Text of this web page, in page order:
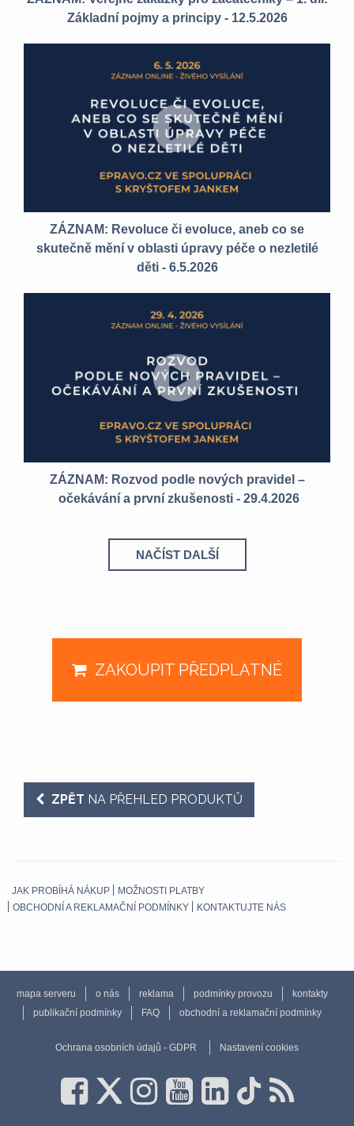
Základní pojmy a principy - 12.5.2026
ZÁZNAM: Revoluce či evoluce, aneb co se
skutečně mění v oblasti úpravy péče o nezletilé
děti - 6.5.2026
ZÁZNAM: Rozvod podle nových pravidel –
očekávání a první zkušenosti - 29.4.2026
NAČÍST DALŠÍ
ZAKOUPIT PŘEDPLATNÉ
ZPĚT NA PŘEHLED PRODUKTŮ
JAK PROBÍHÁ NÁKUP
MOŽNOSTI PLATBY
OBCHODNÍ A REKLAMAČNÍ PODMÍNKY
KONTAKTUJTE NÁS
mapa serveru o nás reklama podmínky provozu
kontakty
publikační podmínky
FAQ obchodní a reklamační podmínky
Ochrana osobních údajů - GDPR Nastavení cookies